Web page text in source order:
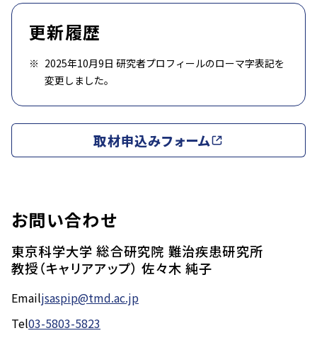
更新履歴
2025年10月9日 研究者プロフィールのローマ字表記を
変更しました。
取材申込みフォーム
お問い合わせ
東京科学大学 総合研究院 難治疾患研究所
教授（キャリアアップ） 佐々木 純子
Emailjsaspip@tmd.ac.jp
Tel03-5803-5823